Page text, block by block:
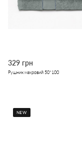
329 грн
Рушник махровий 50*100
NEW